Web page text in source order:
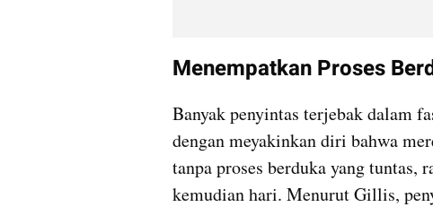
Menempatkan Proses
Banyak penyintas terjebak dalam
dengan meyakinkan diri bahwa
tanpa proses berduka yang tuntas,
kemudian hari. Menurut Gillis,